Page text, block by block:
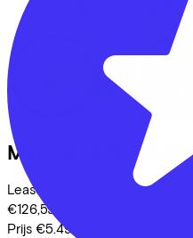
Merida TIME
Leaseprijs p/m vanaf
€126,59
Prijs €5.499,00